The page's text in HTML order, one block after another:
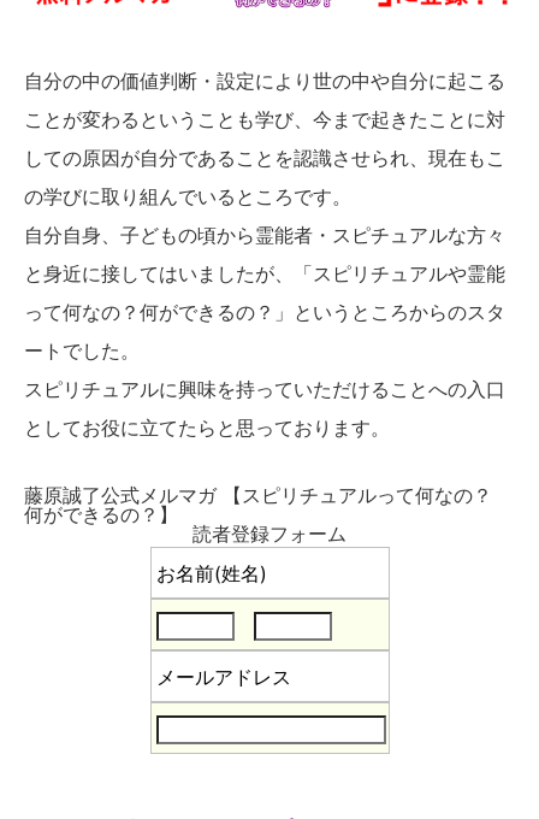
自分の中の価値判断・設定により世の中や自分に起こる
ことが変わるということも学び、今まで起きたことに対
しての原因が自分であることを認識させられ、現在もこ
の学びに取り組んでいるところです。
自分自身、子どもの頃から霊能者・スピチュアルな方々
と身近に接してはいましたが、「スピリチュアルや霊能
って何なの？何ができるの？」というところからのスタ
ートでした。
スピリチュアルに興味を持っていただけることへの入口
としてお役に立てたらと思っております。
藤原誠了公式メルマガ 【スピリチュアルって何なの？
何ができるの？】
読者登録フォーム
お名前(姓名)
メールアドレス